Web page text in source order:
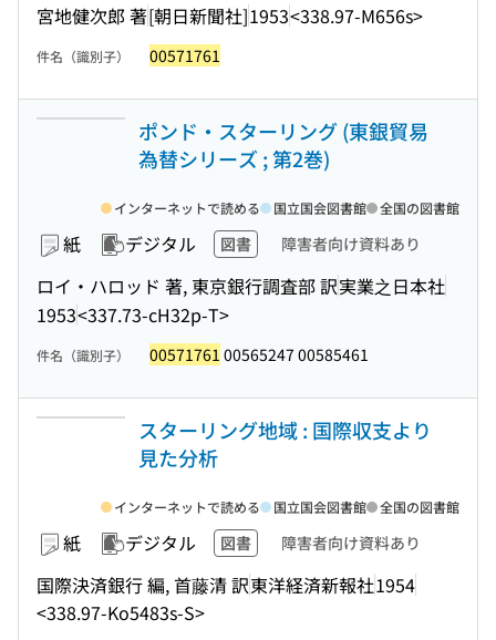
宮地健次郎 著[朝日新聞社]1953<338.97-M656s>
件名（識別子） 00571761
ポンド・スターリング (東銀貿易
為替シリーズ ; 第2巻)
紙 デジタル 図書 障害者向け資料あり
ロイ・ハロッド 著, 東京銀行調査部 訳実業之日本社
1953<337.73-cH32p-T>
インターネットで読める 国立国会図書館 全国の図書館
件名（識別子） 00571761 00565247 00585461
スターリング地域 : 国際収支より
見た分析
紙 デジタル 図書 障害者向け資料あり
国際決済銀行 編, 首藤清 訳東洋経済新報社1954
<338.97-Ko5483s-S>
インターネットで読める 国立国会図書館 全国の図書館